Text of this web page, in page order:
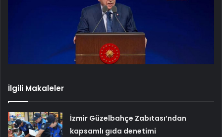
İlgili Makaleler
İzmir Güzelbahçe Zabıtası’ndan
kapsamlı gıda denetimi